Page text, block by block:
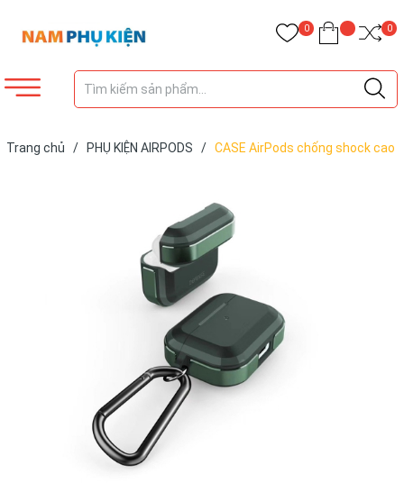
0 0
Trang chủ / PHỤ KIỆN AIRPODS / CASE AirPods chống shock cao